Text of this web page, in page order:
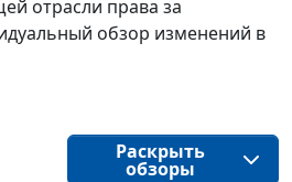
отрасли права за
обзор изменений в
Раскрыть
обзоры